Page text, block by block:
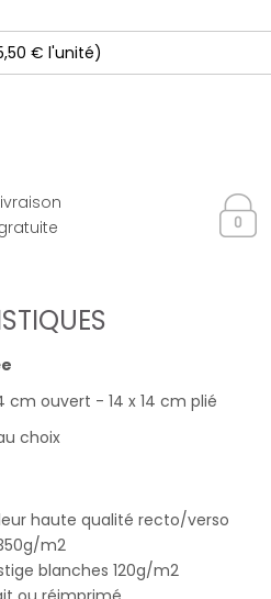
cm ouvert - 14 x 14 cm plié
choix
haute qualité recto/verso
m2
blanches 120g/m2